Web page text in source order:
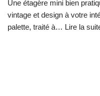
Une étagère mini bien
vintage et design à votre
palette, traité à… Lire la